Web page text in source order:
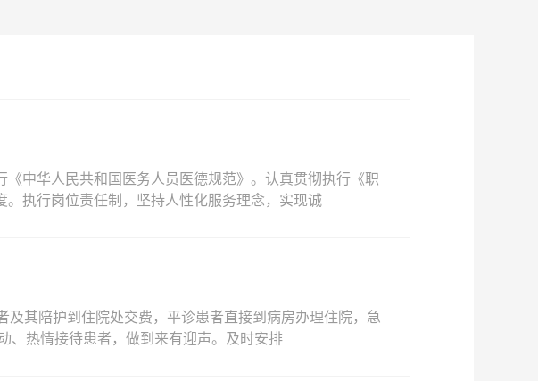
中华人民共和国医务人员医德规范》。认真贯彻执行《职
执行岗位责任制，坚持人性化服务理念，实现诚
其陪护到住院处交费，平诊患者直接到病房办理住院，急
、热情接待患者，做到来有迎声。及时安排